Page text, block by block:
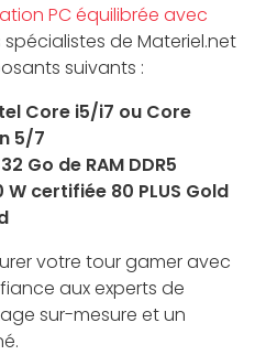
PC équilibrée avec
spécialistes de Materiel.net
suivants :
Core i5/i7 ou Core
5/7
32 Go de RAM DDR5
W certifiée 80 PLUS Gold
votre tour gamer avec
aux experts de
sur-mesure et un